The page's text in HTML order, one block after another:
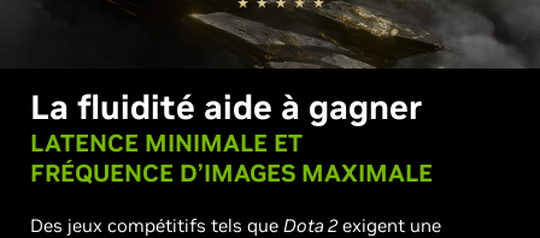
La fluidité aide à gagner
LATENCE MINIMALE ET
FRÉQUENCE D’IMAGES MAXIMALE
Des jeux compétitifs tels que Dota 2 exigent une